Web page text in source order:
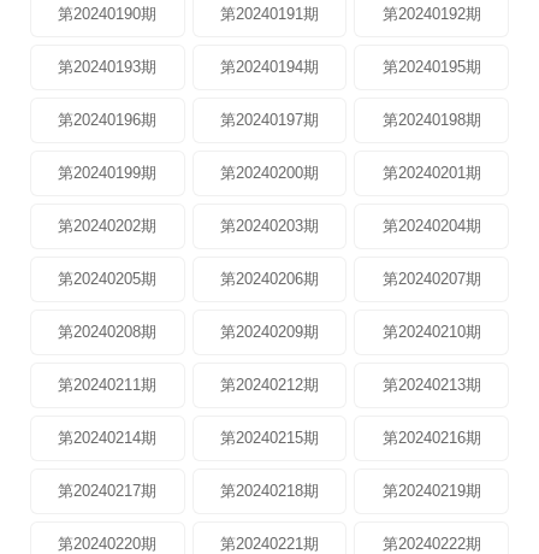
第20240190期 第20240191期 第20240192期
第20240193期 第20240194期 第20240195期
第20240196期 第20240197期 第20240198期
第20240199期 第20240200期 第20240201期
第20240202期 第20240203期 第20240204期
第20240205期 第20240206期 第20240207期
第20240208期 第20240209期 第20240210期
第20240211期 第20240212期 第20240213期
第20240214期 第20240215期 第20240216期
第20240217期 第20240218期 第20240219期
第20240220期 第20240221期 第20240222期